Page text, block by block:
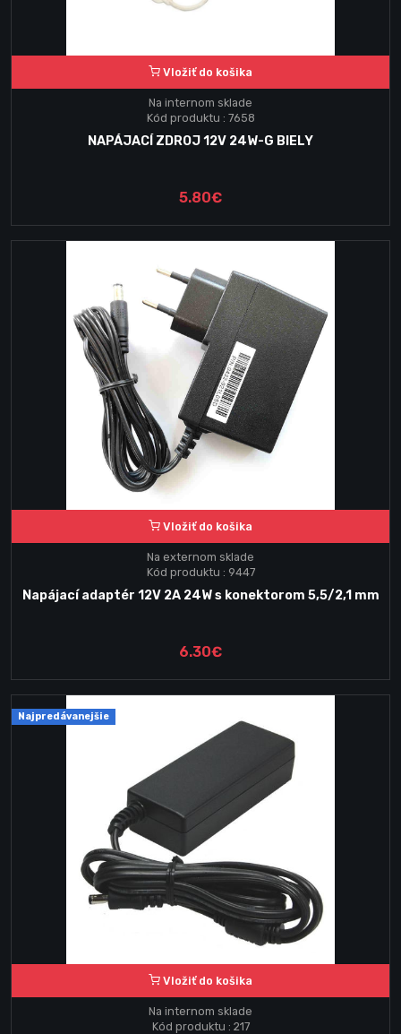
Vložiť do košika
Na internom sklade
Kód produktu : 7658
NAPÁJACÍ ZDROJ 12V 24W-G BIELY
5.80€
Vložiť do košika
Na externom sklade
Kód produktu : 9447
Napájací adaptér 12V 2A 24W s konektorom 5,5/2,1 mm
6.30€
Najpredávanejšie
Vložiť do košika
Na internom sklade
Kód produktu : 217